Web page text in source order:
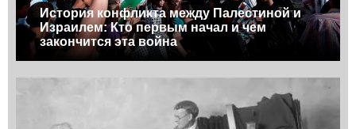
История конфликта между Палестиной и
Израилем: Кто первым начал и чем
закончится эта война